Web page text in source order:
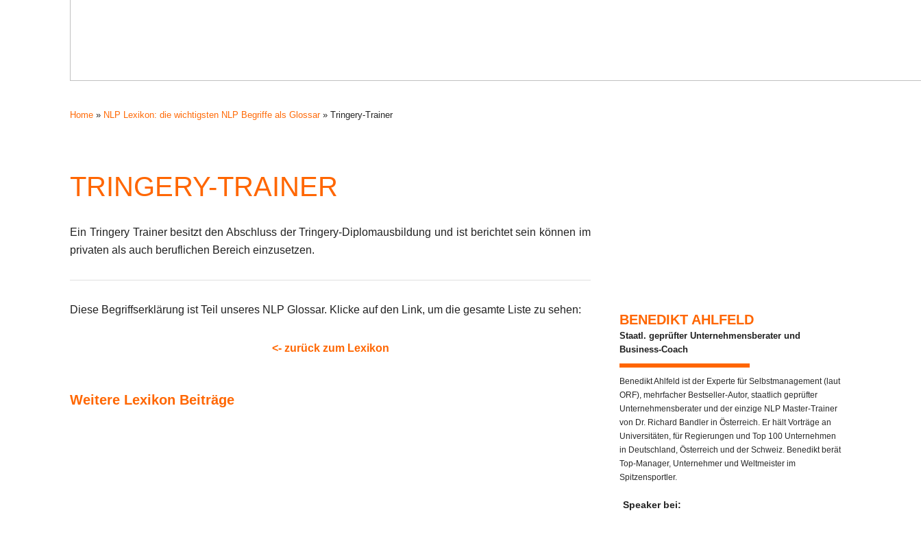
Home » NLP Lexikon: die wichtigsten NLP Begriffe als Glossar» Tringery-Trainer
TRINGERY-TRAINER
Ein Tringery Trainer besitzt den Abschluss der Tringery-Diplomausbildung und ist berichtet sein können im
privaten als auch beruflichen Bereich einzusetzen.
Diese Begriffserklärung ist Teil unseres NLP Glossar. Klicke auf den Link, um die gesamte Liste zu sehen:
<- zurück zum Lexikon
Weitere Lexikon Beiträge
BENEDIKT AHLFELD
Staatl. geprüfter Unternehmensberater und
Business-Coach
Benedikt Ahlfeld ist der Experte für Selbstmanagement (laut
ORF), mehrfacher Bestseller-Autor, staatlich geprüfter
Unternehmensberater und der einzige NLP Master-Trainer
von Dr. Richard Bandler in Österreich. Er hält Vorträge an
Universitäten, für Regierungen und Top 100 Unternehmen
in Deutschland, Österreich und der Schweiz. Benedikt berät
Top-Manager, Unternehmer und Weltmeister im
Spitzensportler.
Speaker bei: